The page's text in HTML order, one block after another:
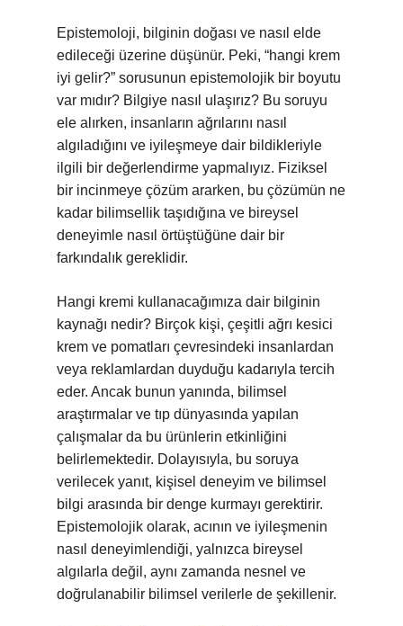
Epistemoloji, bilginin doğası ve nasıl elde
edileceği üzerine düşünür. Peki, “hangi krem
iyi gelir?” sorusunun epistemolojik bir boyutu
var mıdır? Bilgiye nasıl ulaşırız? Bu soruyu
ele alırken, insanların ağrılarını nasıl
algıladığını ve iyileşmeye dair bildikleriyle
ilgili bir değerlendirme yapmalıyız. Fiziksel
bir incinmeye çözüm ararken, bu çözümün ne
kadar bilimsellik taşıdığına ve bireysel
deneyimle nasıl örtüştüğüne dair bir
farkındalık gereklidir.
Hangi kremi kullanacağımıza dair bilginin
kaynağı nedir? Birçok kişi, çeşitli ağrı kesici
krem ve pomatları çevresindeki insanlardan
veya reklamlardan duyduğu kadarıyla tercih
eder. Ancak bunun yanında, bilimsel
araştırmalar ve tıp dünyasında yapılan
çalışmalar da bu ürünlerin etkinliğini
belirlemektedir. Dolayısıyla, bu soruya
verilecek yanıt, kişisel deneyim ve bilimsel
bilgi arasında bir denge kurmayı gerektirir.
Epistemolojik olarak, acının ve iyileşmenin
nasıl deneyimlendiği, yalnızca bireysel
algılarla değil, aynı zamanda nesnel ve
doğrulanabilir bilimsel verilerle de şekillenir.